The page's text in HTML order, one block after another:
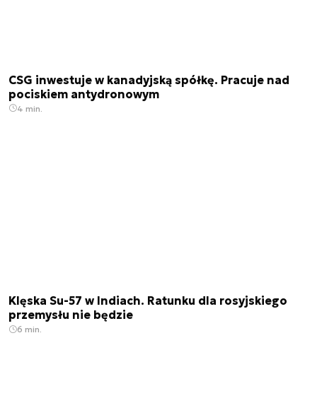
CSG inwestuje w kanadyjską spółkę. Pracuje nad
pociskiem antydronowym
4 min.
Klęska Su-57 w Indiach. Ratunku dla rosyjskiego
przemysłu nie będzie
6 min.